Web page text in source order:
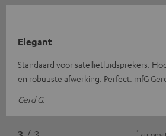
Elegant
Standaard voor satellietluidsprekers.
en robuuste afwerking. Perfect. mfG
Gerd G.
*